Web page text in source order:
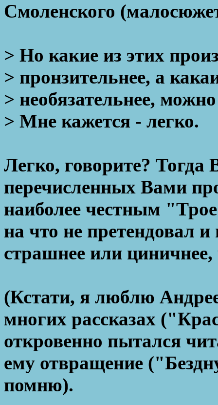
Смоленского
> Но какие из этих
> пронзительнее, а
> необязательнее,
> Мне кажется - легко.
Легко, говорите? Тогда
перечисленных Вами
наиболее честным
на что не претендовал
страшнее или
(Кстати, я люблю
многих рассказах
откровенно пытался
ему отвращение
помню).